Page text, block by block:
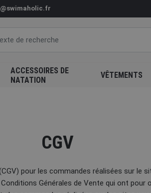
ACCESSOIRES DE
NATATION
VÊTEMENTS
CGV
pour les commandes réalisées sur le
Générales de Vente qui ont pour